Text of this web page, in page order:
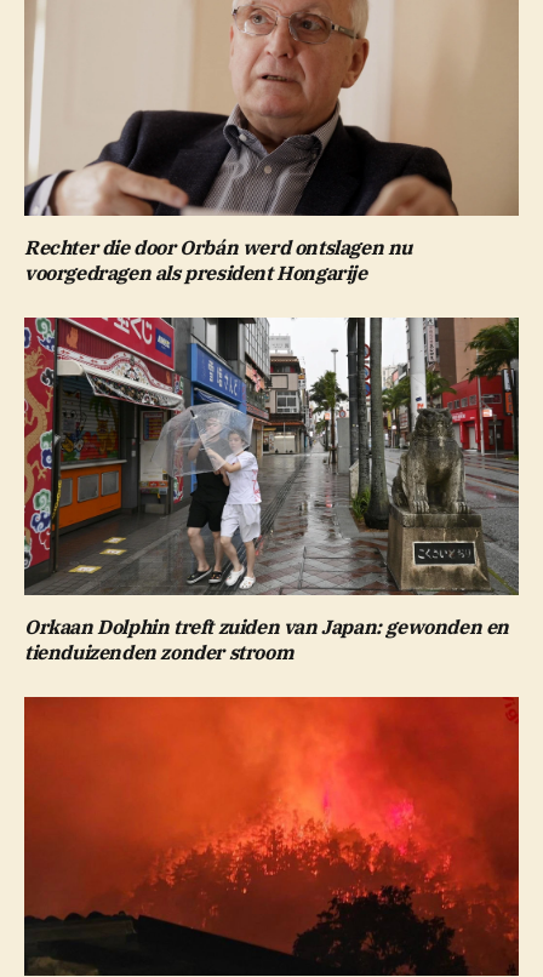
Rechter die door Orbán werd ontslagen nu
voorgedragen als president Hongarije
Orkaan Dolphin treft zuiden van Japan: gewonden en
tienduizenden zonder stroom